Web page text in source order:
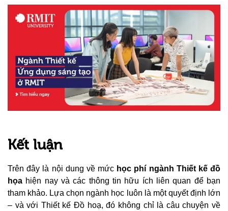
Kết luận
Trên đây là nội dung về mức học phí ngành Thiết kế đồ
họa hiện nay và các thông tin hữu ích liên quan để bạn
tham khảo. Lựa chọn ngành học luôn là một quyết định lớn
– và với Thiết kế Đồ hoạ, đó không chỉ là câu chuyện về